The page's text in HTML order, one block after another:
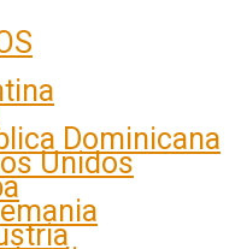
Dominicana
Unidos